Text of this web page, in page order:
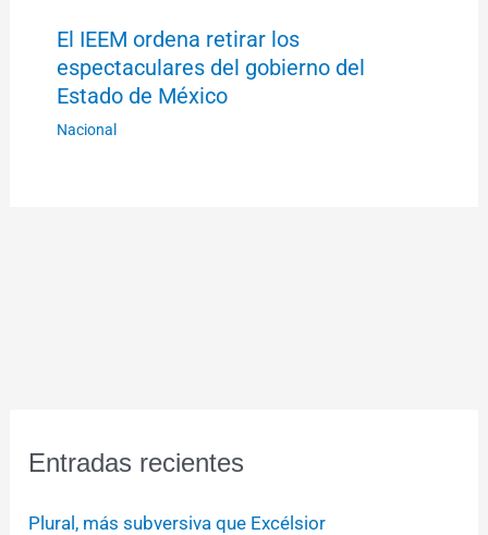
El IEEM ordena retirar los
espectaculares del gobierno del
Estado de México
Nacional
Entradas recientes
Plural, más subversiva que Excélsior